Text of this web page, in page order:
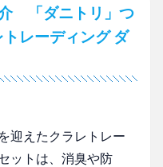
「ダニトリ」つ
レーディング ダ
迎えたクラレトレー
ットは、消臭や防